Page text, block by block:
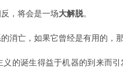
，将会是一场大解脱。
消亡，如果它曾经是有用的，
的诞生得益于机器的到来而